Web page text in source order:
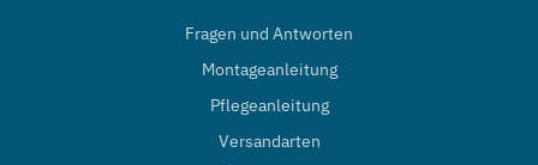
Fragen und Antworten
Montageanleitung
Pflegeanleitung
Versandarten